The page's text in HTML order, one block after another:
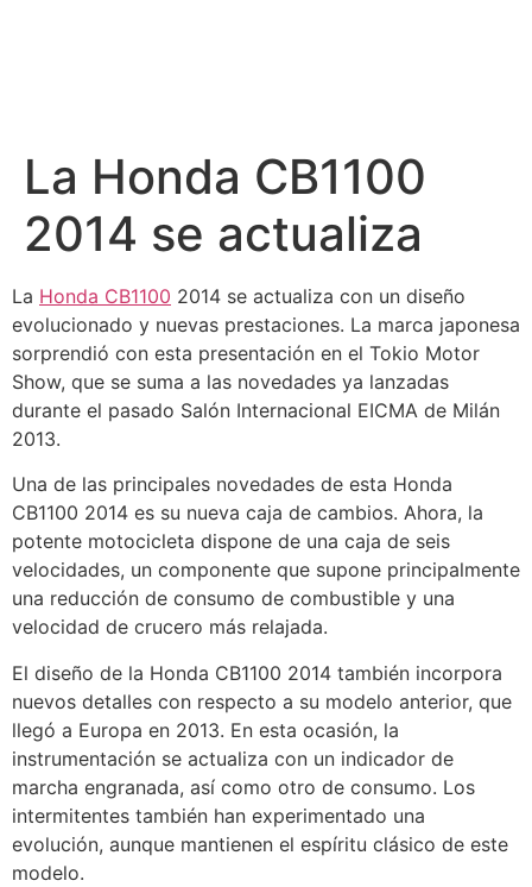
La Honda CB1100
2014 se actualiza
La Honda CB1100 2014 se actualiza con un diseño
evolucionado y nuevas prestaciones. La marca japonesa
sorprendió con esta presentación en el Tokio Motor
Show, que se suma a las novedades ya lanzadas
durante el pasado Salón Internacional EICMA de Milán
2013.
Una de las principales novedades de esta Honda
CB1100 2014 es su nueva caja de cambios. Ahora, la
potente motocicleta dispone de una caja de seis
velocidades, un componente que supone principalmente
una reducción de consumo de combustible y una
velocidad de crucero más relajada.
El diseño de la Honda CB1100 2014 también incorpora
nuevos detalles con respecto a su modelo anterior, que
llegó a Europa en 2013. En esta ocasión, la
instrumentación se actualiza con un indicador de
marcha engranada, así como otro de consumo. Los
intermitentes también han experimentado una
evolución, aunque mantienen el espíritu clásico de este
modelo.